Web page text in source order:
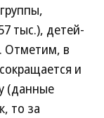
тыс.), детей-
Отметим, в
и
(данные
то за